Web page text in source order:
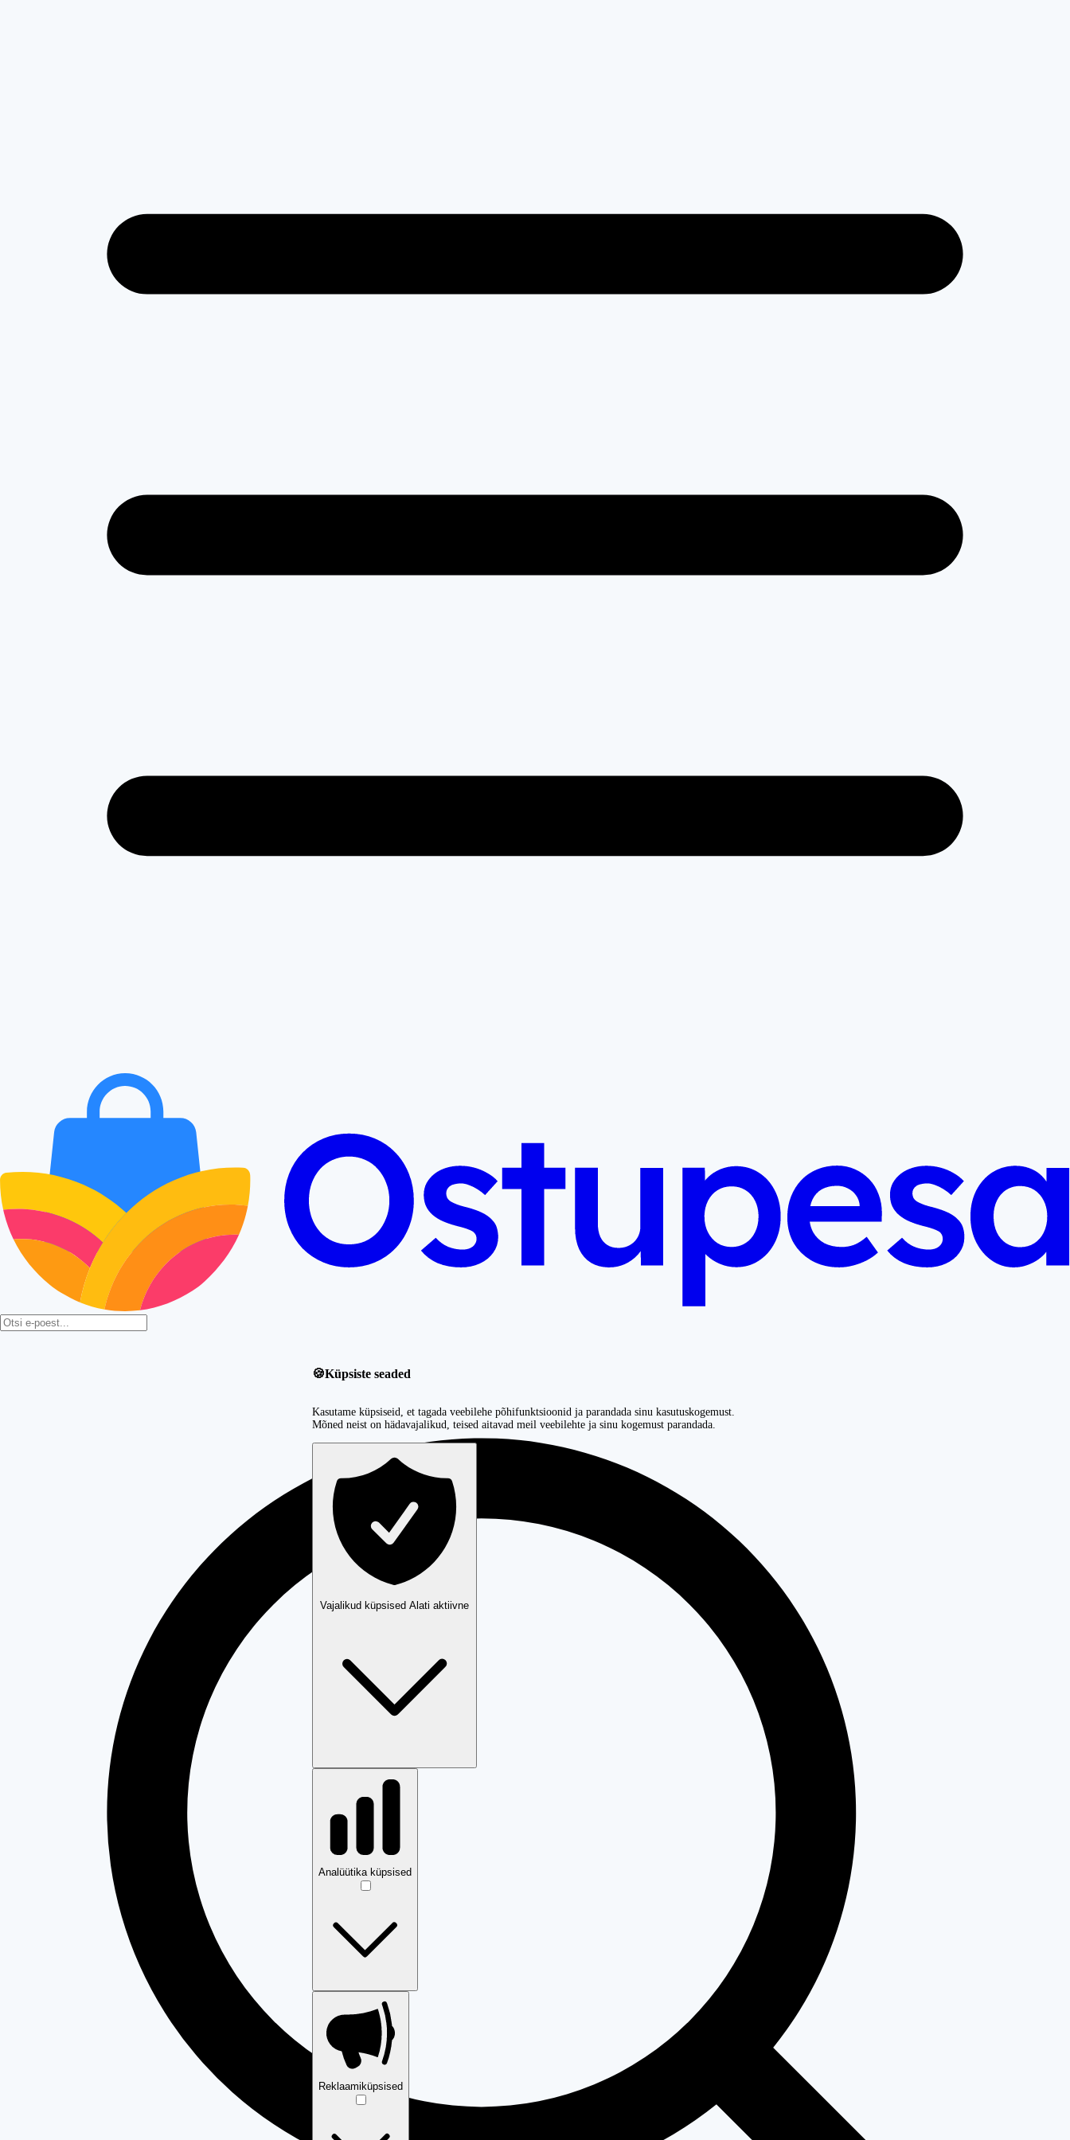
🍪Küpsiste seaded
Kasutame küpsiseid, et tagada veebilehe põhifunktsioonid ja parandada sinu kasutuskogemust.
Mõned neist on hädavajalikud, teised aitavad meil veebilehte ja sinu kogemust parandada.
Vajalikud küpsised
Analüütika küpsised
Reklaamiküpsised